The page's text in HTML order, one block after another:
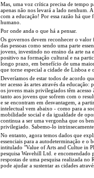
Mas, uma voz crítica precisa de tempo
apenas não nos levará a lado nenhum.
com a educação! Por essa razão há
humano.
Por onde anda o que há a pensar.
Os governos devem reconhecer o valor
das pessoas como sendo uma parte
jovens, investindo no ensino da arte
positivo na formação cultural e na
longo prazo, em benefício de uma
que torne especial a cidade de Lisboa e
Deveríamos de estar todos de acordo
ter acesso às artes através da
os jovens mais privilegiados têm
tanto aos jovens que sofrem com o
e se encontram em desvantagem, a
intelectual vem abaixo - como para a
mobilidade social e da igualdade de
continua a ser uma vergonha que os
privilegiado. Sabemo-lo
No entanto, agora temos dados que
essenciais para a autodeterminação e o
intitulado "Value of Arts and Cultue in
pesquisa Wavehill Ltd. e
respostas de uma pesquisa realizada
pode ajudar a sustentar as cidades